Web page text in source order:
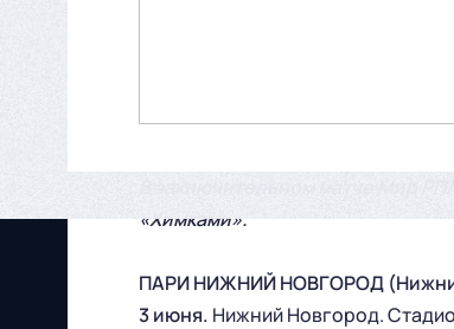
«Химками».
ПАРИ НИЖНИЙ НОВГОРОД
3 июня. Нижний Новгород.